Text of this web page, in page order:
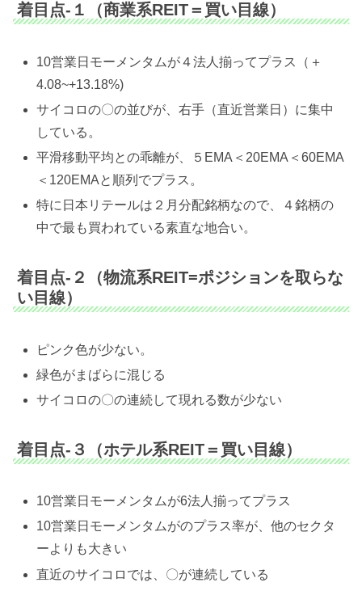
着目点-１（商業系REIT＝買い目線）
10営業日モーメンタムが４法人揃ってプラス（＋
4.08~+13.18%)
サイコロの〇の並びが、右手（直近営業日）に集中
している。
平滑移動平均との乖離が、５EMA＜20EMA＜60EMA
＜120EMAと順列でプラス。
特に日本リテールは２月分配銘柄なので、４銘柄の
中で最も買われている素直な地合い。
着目点-２（物流系REIT=ポジションを取らな
い目線）
ピンク色が少ない。
緑色がまばらに混じる
サイコロの〇の連続して現れる数が少ない
着目点-３（ホテル系REIT＝買い目線）
10営業日モーメンタムが6法人揃ってプラス
10営業日モーメンタムがのプラス率が、他のセクタ
ーよりも大きい
直近のサイコロでは、〇が連続している